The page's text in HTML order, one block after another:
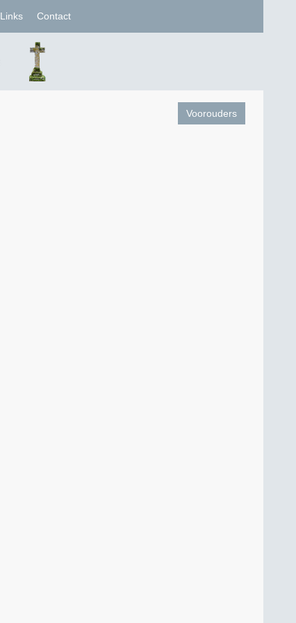
Links Contact
Voorouders